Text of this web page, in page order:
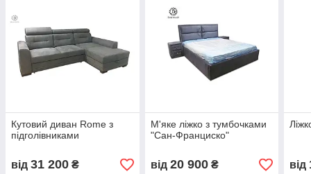
Кутовий диван Rome з
підголівниками
від 31 200 ₴
М'яке ліжко з тумбочками
"Сан-Франциско"
від 20 900₴ від